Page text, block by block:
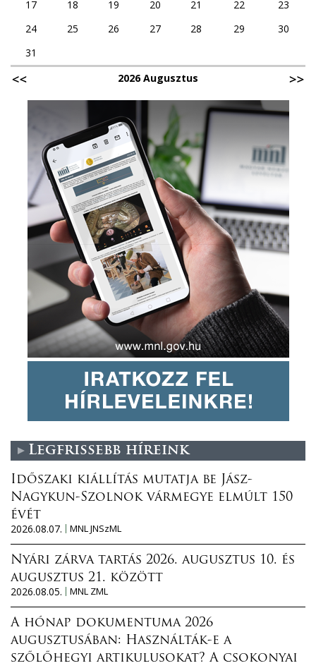
17
18 19 20 21 22
23
24
25 26 27 28 29
30
31
2026 Augusztus
Legfrissebb híreink
Időszaki kiállítás mutatja be Jász-
Nagykun-Szolnok vármegye elmúlt 150
évét
2026.08.07.
MNL JNSzML
Nyári zárva tartás 2026. augusztus 10. és
augusztus 21. között
2026.08.05.
MNL ZML
A hónap dokumentuma 2026
augusztusában: Használták-e a
szőlőhegyi artikulusokat? A csokonyai